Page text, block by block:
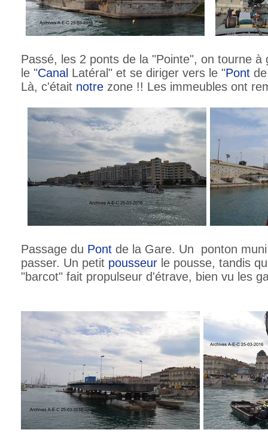
Passé, les 2 ponts de la "Pointe", on tourne à
le "Canal Latéral" et se diriger vers le "Pont
Là, c'était notre zone !! Les immeubles ont
Passage du Pont de la Gare. Un ponton
passer. Un petit pousseur le pousse, tandis
"barcot" fait propulseur d'étrave, bien vu les